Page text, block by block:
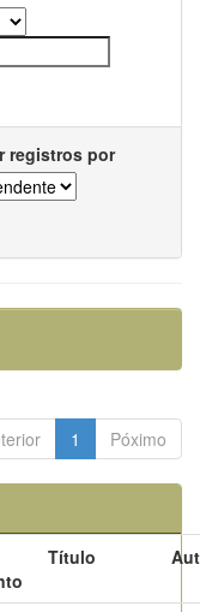
registros por
1 Póximo
Título